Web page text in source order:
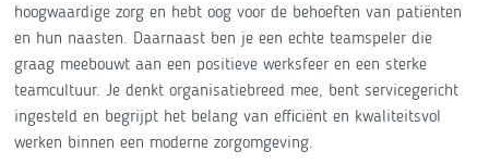
hoogwaardige zorg en hebt oog voor de behoeften van patiënten
en hun naasten. Daarnaast ben je een echte teamspeler die
graag meebouwt aan een positieve werksfeer en een sterke
teamcultuur. Je denkt organisatiebreed mee, bent servicegericht
ingesteld en begrijpt het belang van efficiënt en kwaliteitsvol
werken binnen een moderne zorgomgeving.